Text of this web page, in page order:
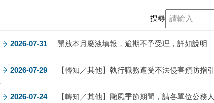
搜尋
2026-07-31 開放本月廢液填報，逾期不予受理，詳如說明
2026-07-29 【轉知／其他】執行職務遭受不法侵害預防指
2026-07-24
【轉知／其他】颱風季節期間，請各單位公